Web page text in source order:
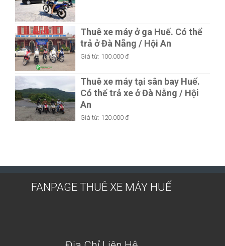
Thuê xe máy ở ga Huế. Có thể
trả ở Đà Nẵng / Hội An
Giá từ: 100.000 đ
Thuê xe máy tại sân bay Huế.
Có thể trả xe ở Đà Nẵng / Hội
An
Giá từ: 120.000 đ
FANPAGE THUÊ XE MÁY HUẾ